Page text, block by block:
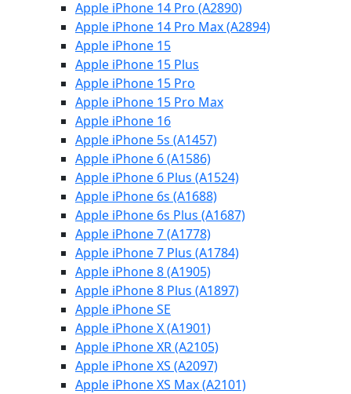
Apple iPhone 14 Pro (A2890)
Apple iPhone 14 Pro Max (A2894)
Apple iPhone 15
Apple iPhone 15 Plus
Apple iPhone 15 Pro
Apple iPhone 15 Pro Max
Apple iPhone 16
Apple iPhone 5s (A1457)
Apple iPhone 6 (A1586)
Apple iPhone 6 Plus (A1524)
Apple iPhone 6s (A1688)
Apple iPhone 6s Plus (A1687)
Apple iPhone 7 (A1778)
Apple iPhone 7 Plus (A1784)
Apple iPhone 8 (A1905)
Apple iPhone 8 Plus (A1897)
Apple iPhone SE
Apple iPhone X (A1901)
Apple iPhone XR (A2105)
Apple iPhone XS (A2097)
Apple iPhone XS Max (A2101)